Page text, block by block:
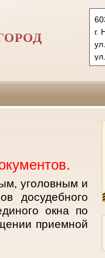
г.
уголовным и
досудебного
окна по
приемной